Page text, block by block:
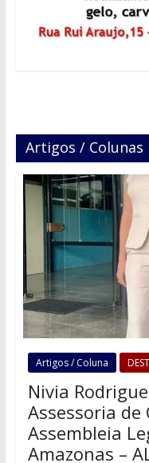
Artigos / Colunas
Artigos / Coluna
Nivia
Assessoria de
Assembleia
Amazonas –